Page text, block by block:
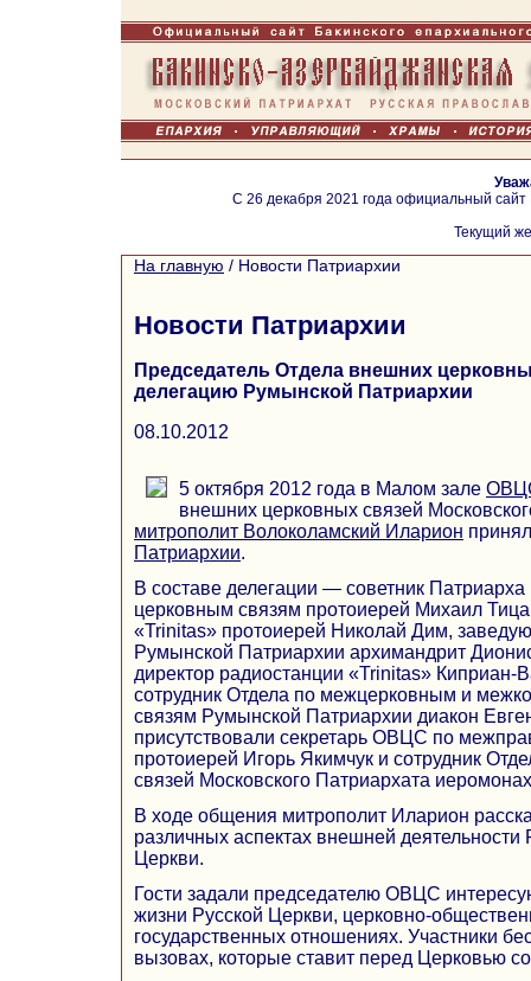
С 26 декабря 2021 года официальный
Текущий
На главную / Новости Патриархии
Новости Патриархии
Председатель Отдела внешних
делегацию Румынской Патриархии
08.10.2012
5 октября 2012 года в Малом зале
внешних церковных связей
митрополит Волоколамский Иларион
Патриархии.
В составе делегации — советник
церковным связям протоиерей Михаил
«Trinitas» протоиерей Николай Дим,
Румынской Патриархии архимандрит
директор радиостанции «Trinitas» Киприан-
сотрудник Отдела по межцерковным и
связям Румынской Патриархии диакон
присутствовали секретарь ОВЦС по
протоиерей Игорь Якимчук и сотрудник
связей Московского Патриархата
В ходе общения митрополит Иларион
различных аспектах внешней
Церкви.
Гости задали председателю ОВЦС
жизни Русской Церкви, церковно-
государственных отношениях. Участники
вызовах, которые ставит перед Церковью